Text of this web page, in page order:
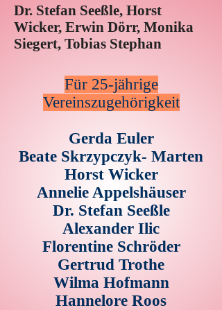
Dr. Stefan Seeßle, Horst
Wicker, Erwin Dörr, Monika
Siegert, Tobias Stephan
Für 25-jährige
Vereinszugehörigkeit
Gerda Euler
Beate Skrzypczyk- Marten
Horst Wicker
Annelie Appelshäuser
Dr. Stefan Seeßle
Alexander Ilic
Florentine Schröder
Gertrud Trothe
Wilma Hofmann
Hannelore Roos